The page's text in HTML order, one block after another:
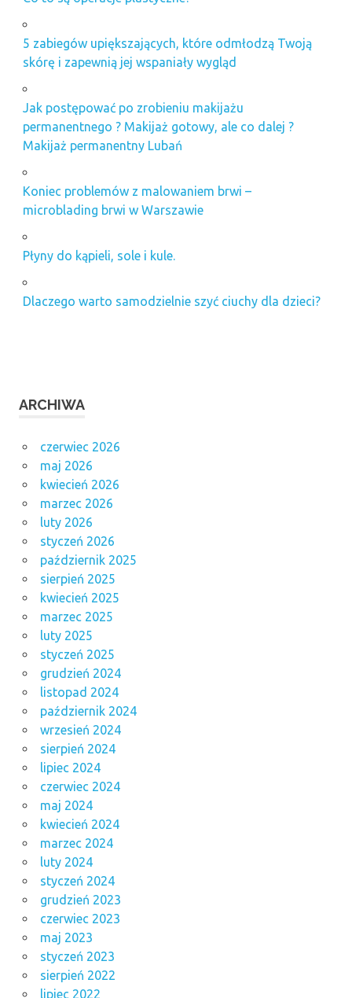
5 zabiegów upiększających, które odmłodzą Twoją
skórę i zapewnią jej wspaniały wygląd
Jak postępować po zrobieniu makijażu
permanentnego ? Makijaż gotowy, ale co dalej ?
Makijaż permanentny Lubań
Koniec problemów z malowaniem brwi –
microblading brwi w Warszawie
Płyny do kąpieli, sole i kule.
Dlaczego warto samodzielnie szyć ciuchy dla dzieci?
ARCHIWA
czerwiec 2026
maj 2026
kwiecień 2026
marzec 2026
luty 2026
styczeń 2026
październik 2025
sierpień 2025
kwiecień 2025
marzec 2025
luty 2025
styczeń 2025
grudzień 2024
listopad 2024
październik 2024
wrzesień 2024
sierpień 2024
lipiec 2024
czerwiec 2024
maj 2024
kwiecień 2024
marzec 2024
luty 2024
styczeń 2024
grudzień 2023
czerwiec 2023
maj 2023
styczeń 2023
sierpień 2022
lipiec 2022